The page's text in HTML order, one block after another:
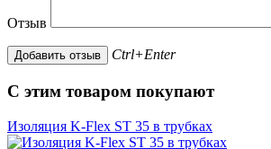
Отзыв
Ctrl+Enter
С этим товаром покупают
Изоляция K-Flex ST 35 в трубках